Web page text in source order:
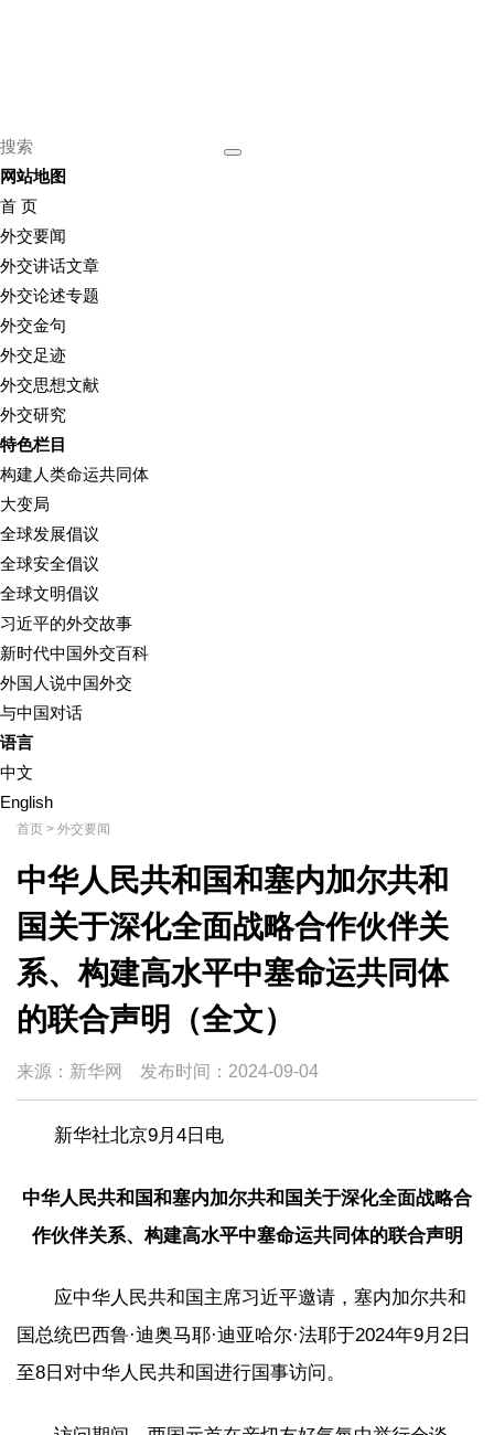
网站地图
首 页
外交要闻
外交讲话文章
外交论述专题
外交金句
外交足迹
外交思想文献
外交研究
特色栏目
构建人类命运共同体
大变局
全球发展倡议
全球安全倡议
全球文明倡议
习近平的外交故事
新时代中国外交百科
外国人说中国外交
与中国对话
语言
中文
English
首页 > 外交要闻
中华人民共和国和塞内加尔共和
国关于深化全面战略合作伙伴关
系、构建高水平中塞命运共同体
的联合声明（全文）
来源：新华网 发布时间： 2024-09-04
新华社北京9月4日电
中华人民共和国和塞内加尔共和国关于深化全面战略合
作伙伴关系、构建高水平中塞命运共同体的联合声明
应中华人民共和国主席习近平邀请，塞内加尔共和
国总统巴西鲁·迪奥马耶·迪亚哈尔·法耶于2024年9月2日
至8日对中华人民共和国进行国事访问。